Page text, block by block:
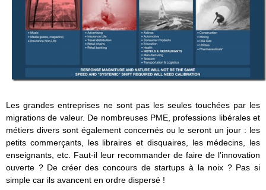
Les grandes entreprises ne sont pas les seules touchées par les
migrations de valeur. De nombreuses PME, professions libérales et
métiers divers sont également concernés ou le seront un jour : les
petits commerçants, les libraires et disquaires, les médecins, les
enseignants, etc. Faut-il leur recommander de faire de l’innovation
ouverte ? De créer des concours de startups à la noix ? Pas si
simple car ils avancent en ordre dispersé !